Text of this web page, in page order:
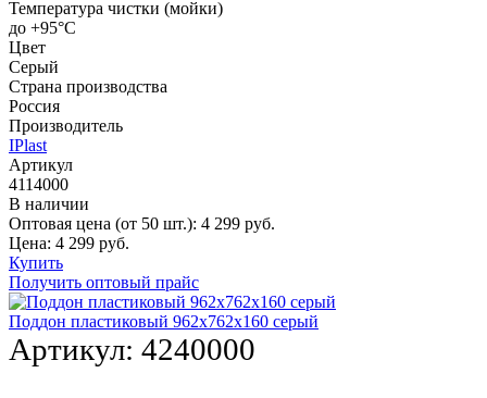
Температура чистки (мойки)
до +95°С
Цвет
Серый
Страна производства
Россия
Производитель
IPlast
Артикул
4114000
В наличии
Оптовая цена (от 50 шт.): 4 299 руб.
Цена: 4 299 руб.
Купить
Получить оптовый прайс
Поддон пластиковый 962х762х160 серый
Артикул: 4240000